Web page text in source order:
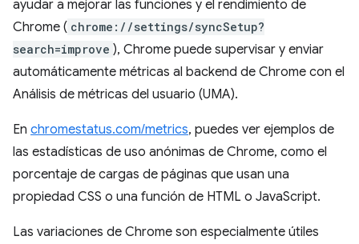
ayudar a mejorar las funciones y el rendimiento de
Chrome ( chrome://settings/syncSetup?
search=improve ), Chrome puede supervisar y enviar
automáticamente métricas al backend de Chrome con el
Análisis de métricas del usuario (UMA).
En chromestatus.com/metrics, puedes ver ejemplos de
las estadísticas de uso anónimas de Chrome, como el
porcentaje de cargas de páginas que usan una
propiedad CSS o una función de HTML o JavaScript.
Las variaciones de Chrome son especialmente útiles